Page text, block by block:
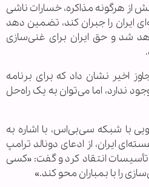
از هرگونه مذاکره، خسارات ناشی
ایران را جبران کند، تضمین دهد
شد و حق ایران برای غنی‌سازی
اخیر نشان داد که برای برنامه
ندارد، اما می‌توان به یک راه‌حل
با شبکه سی‌بی‌اس، با اشاره به
ایران، از ادعای دونالد ترامپ
انتقاد کرد و گفت: «کسی
را با بمباران محو کند.»